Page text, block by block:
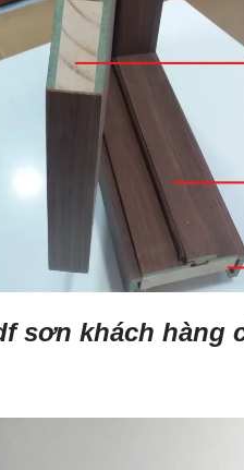
sơn khách hàng